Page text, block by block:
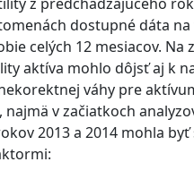
dostupné dáta na
celých 12 mesiacov. Na
aktíva mohlo dôjsť aj k
váhy pre
v začiatkoch
2013 a 2014 mohla